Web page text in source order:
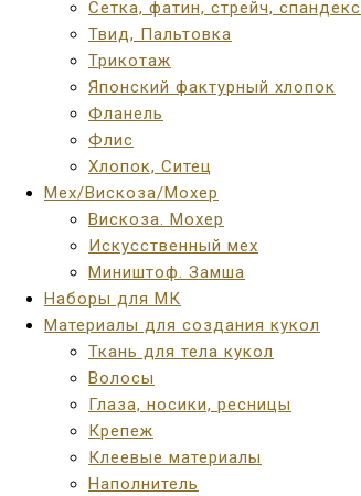
Сетка, фатин, стрейч, спандекс
Твид, Пальтовка
Трикотаж
Японский фактурный хлопок
Фланель
Флис
Хлопок, Ситец
Мех/Вискоза/Мохер
Вискоза. Мохер
Искусственный мех
Миништоф. Замша
Наборы для МК
Материалы для создания кукол
Ткань для тела кукол
Волосы
Глаза, носики, ресницы
Крепеж
Клеевые материалы
Наполнитель